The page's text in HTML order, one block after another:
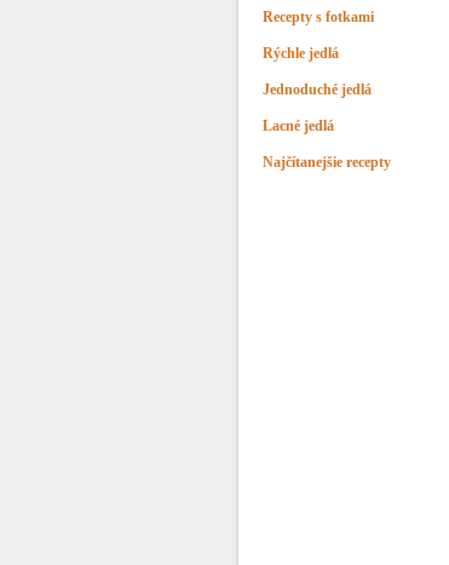
Recepty s fotkami
Rýchle jedlá
Jednoduché jedlá
Lacné jedlá
Najčítanejšie recepty